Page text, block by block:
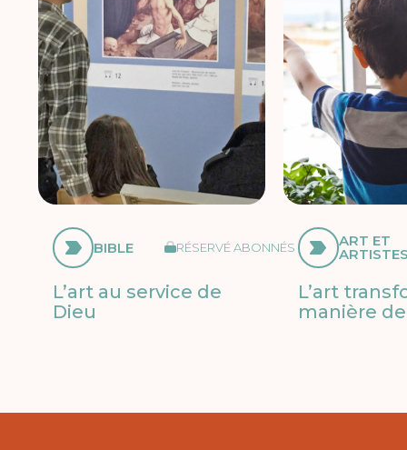
BIBLE RÉSERVÉ ABONNÉS
L’art au service de
Dieu
ART ET
L’art
manière